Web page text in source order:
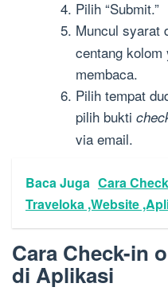
Pilih “Submit.”
Muncul syarat
centang kolom
membaca.
Pilih tempat
pilih bukti
via email.
Baca Juga Cara
Traveloka ,Website
Cara Check-in
di Aplikasi